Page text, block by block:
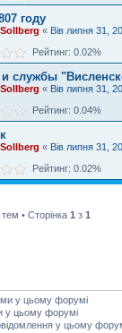
году
Sollberg « Вів липня 31,
Рейтинг: 0.02%
службы
Sollberg « Вів липня 31,
Рейтинг: 0.04%
Sollberg « Вів липня 31,
Рейтинг: 0.02%
• Сторінка 1 з 1
у цьому форумі
у цьому форумі
у цьому